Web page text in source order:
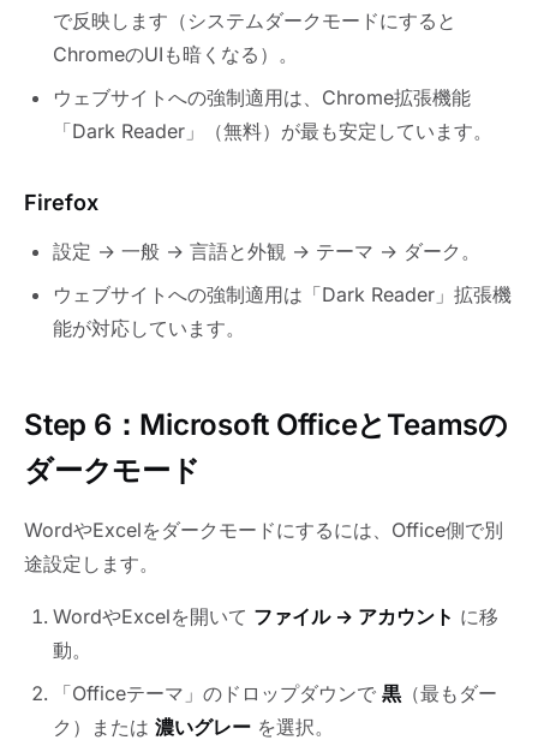
で反映します（システムダークモードにすると
ChromeのUIも暗くなる）。
ウェブサイトへの強制適用は、Chrome拡張機能
「Dark Reader」（無料）が最も安定しています。
Firefox
設定 → 一般 → 言語と外観 → テーマ → ダーク。
ウェブサイトへの強制適用は「Dark Reader」拡張機
能が対応しています。
Step 6：Microsoft OfficeとTeamsの
ダークモード
WordやExcelをダークモードにするには、Office側で別
途設定します。
WordやExcelを開いて ファイル → アカウント に移
動。
「Officeテーマ」のドロップダウンで 黒 （最もダー
ク）または 濃いグレー を選択。